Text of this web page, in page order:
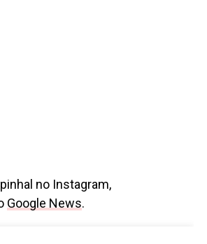
no Instagram,
Google News.